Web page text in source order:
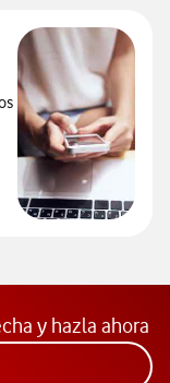
y hazla ahora
a la app Mi